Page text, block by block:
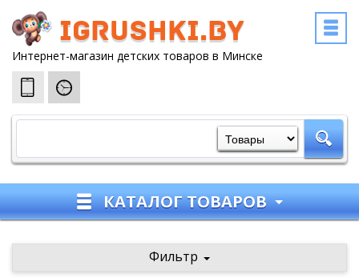
igrushki.by
Интернет-магазин детских товаров в Минске
КАТАЛОГ ТОВАРОВ
Фильтр